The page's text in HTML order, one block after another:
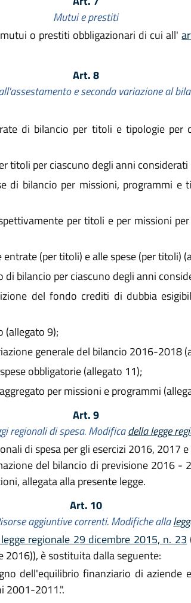
Mutui e prestiti
o prestiti obbligazionari di cui all'
Art. 8
e seconda variazione al
di bilancio per titoli e tipologie per
titoli per ciascuno degli anni
di bilancio per missioni, programmi e
per titoli e per missioni
(per titoli) e alle spese (per titoli)
bilancio per ciascuno degli anni
del fondo crediti di dubbia
9);
generale del bilancio 2016-2018
obbligatorie (allegato 11);
per missioni e programmi
Art. 9
regionali di spesa. Modificadella legge
di spesa per gli esercizi 2016, 2017
del bilancio di previsione 2016 -
allegata alla presente legge.
Art. 10
aggiuntive correnti. Modifiche alla
regionale 29 dicembre 2015, n. 23
è sostituita dalla seguente:
dell'equilibrio finanziario di aziende
2001-2011.".